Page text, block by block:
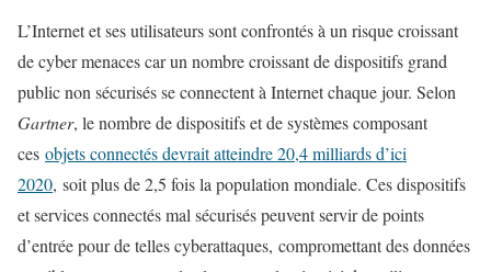
L’Internet et ses utilisateurs sont confrontés à un risque croissant
de cyber menaces car un nombre croissant de dispositifs grand
public non sécurisés se connectent à Internet chaque jour. Selon
Gartner, le nombre de dispositifs et de systèmes composant
ces objets connectés devrait atteindre 20,4 milliards d’ici
2020, soit plus de 2,5 fois la population mondiale. Ces dispositifs
et services connectés mal sécurisés peuvent servir de points
d’entrée pour de telles cyberattaques, compromettant des données